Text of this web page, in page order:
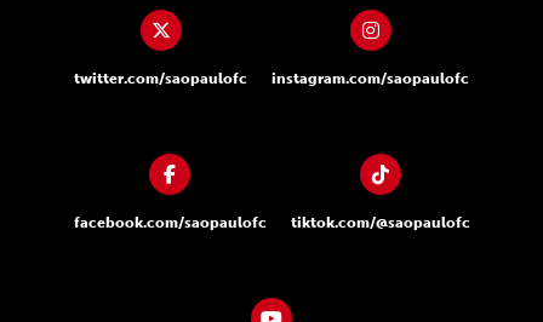
twitter.com/saopaulofc instagram.com/saopaulofc
facebook.com/saopaulofc tiktok.com/@saopaulofc